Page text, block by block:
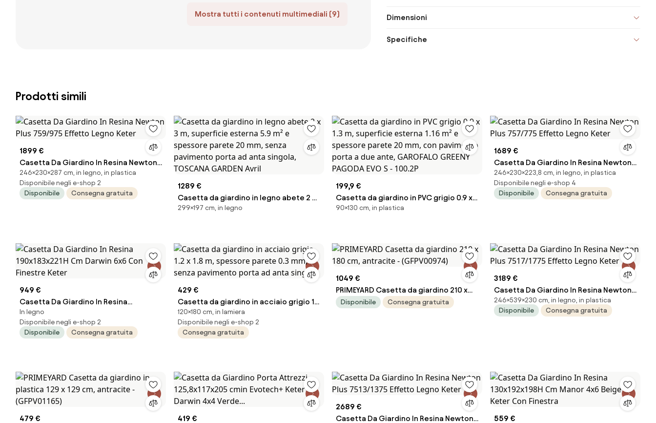
Mostra tutti i contenuti multimediali (9) Dimensioni
Specifiche
Prodotti simili
1899 €
Casetta Da Giardino In Resina Newton
Plus 759/975 Effetto Legno Keter
246×230×287 cm, in legno, in plastica
Disponibile negli e-shop 2
Disponibile
Consegna gratuita
1289 €
Casetta da giardino in legno abete 2 x
3 m, superficie esterna 5.9 m² e
TOSCANA GARDEN Avril
299×197 cm, in legno
199,9 €
Casetta da giardino in PVC grigio 0.9 x
1.3 m, superficie esterna 1.16 m² e
GAROFALO GREENY PAGODA EVO S -
100.2P
90×130 cm, in plastica
1689 €
Casetta Da Giardino In Resina Newton
Plus 757/775 Effetto Legno Keter
246×230×223,8 cm, in legno, in plastica
Disponibile negli e-shop 4
Disponibile
Consegna gratuita
949 €
Casetta Da Giardino In Resina
190x183x221H Cm Darwin 6x6 Con
Finestre Keter
In legno
Disponibile negli e-shop 2
Disponibile
Consegna gratuita
429 €
Casetta da giardino in acciaio grigio 1.2
x 1.8 m, spessore parete 0.3 mm, senza
pavimento porta ad anta singola
120×180 cm, in lamiera
Disponibile negli e-shop 2
Consegna gratuita
1049 €
PRIMEYARD Casetta da giardino 210 x
180 cm, antracite - (GFPV00974)
Disponibile Consegna gratuita
3189 €
Casetta Da Giardino In Resina Newton
Plus 7517/1775 Effetto Legno Keter
246×539×230 cm, in legno, in plastica
Disponibile
Consegna gratuita
479 €
419 €
2689 €
Casetta Da Giardino In Resina Newton
559 €